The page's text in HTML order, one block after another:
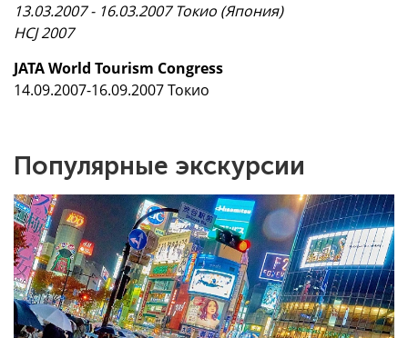
13.03.2007 - 16.03.2007 Токио (Япония)
HCJ 2007
JATA World Tourism Congress
14.09.2007-16.09.2007 Токио
Популярные экскурсии